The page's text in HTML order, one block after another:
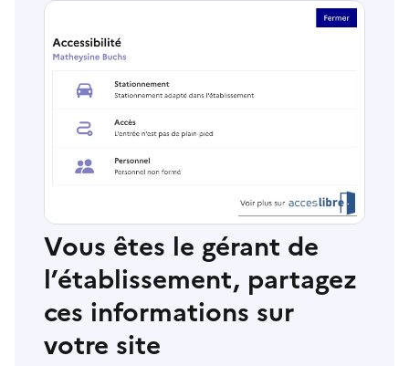
Vous êtes le gérant de
l’établissement, partagez
ces informations sur
votre site